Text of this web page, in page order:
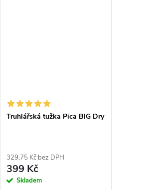
Truhlářská tužka Pica BIG Dry
329,75 Kč bez DPH
399 Kč
Skladem